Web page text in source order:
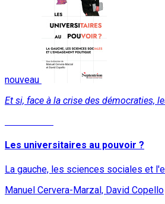
nouveau
Et si, face à la crise des démocraties,
Les universitaires au pouvoir ?
La gauche, les sciences sociales et
Manuel Cervera-Marzal, David Copello